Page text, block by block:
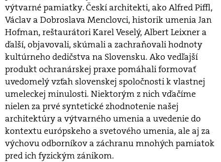
výtvarné pamiatky. Českí architekti, ako Alfred Piffl,
Václav a Dobroslava Menclovci, historik umenia Jan
Hofman, reštaurátori Karel Veselý, Albert Leixner a
ďalší, objavovali, skúmali a zachraňovali hodnoty
kultúrneho dedičstva na Slovensku. Ako vedľajší
produkt ochranárskej praxe pomáhali formovať
uvedomelý vzťah slovenskej spoločnosti k vlastnej
umeleckej minulosti. Niektorým z nich vďačíme
nielen za prvé syntetické zhodnotenie našej
architektúry a výtvarného umenia a uvedenie do
kontextu európskeho a svetového umenia, ale aj za
výchovu odborníkov a záchranu mnohých pamiatok
pred ich fyzickým zánikom.